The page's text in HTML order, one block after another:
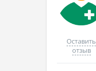
Оставить
отзыв